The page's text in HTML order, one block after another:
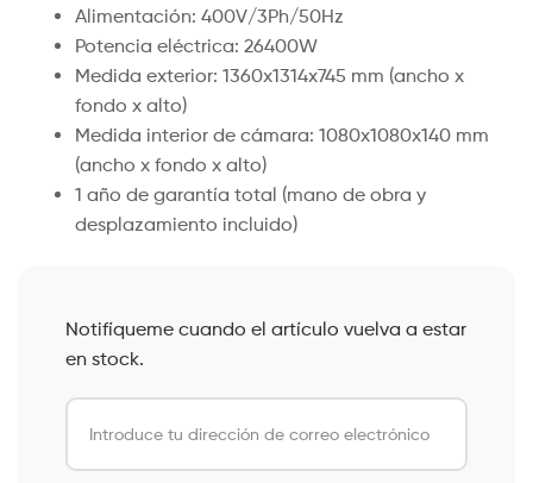
Alimentación: 400V/3Ph/50Hz
Potencia eléctrica: 26400W
Medida exterior: 1360x1314x745 mm (ancho x
fondo x alto)
Medida interior de cámara: 1080x1080x140 mm
(ancho x fondo x alto)
1 año de garantía total (mano de obra y
desplazamiento incluido)
Notifíqueme cuando el artículo vuelva a estar
en stock.